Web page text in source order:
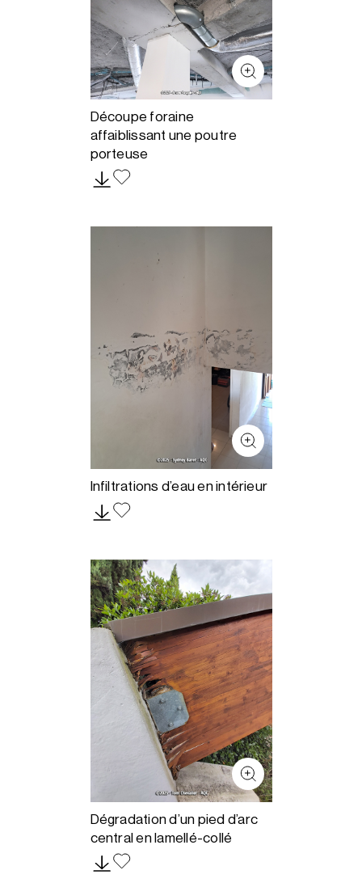
Découpe foraine
affaiblissant une poutre
porteuse
Infiltrations d’eau en intérieur
Dégradation d’un pied d’arc
central en lamellé-collé